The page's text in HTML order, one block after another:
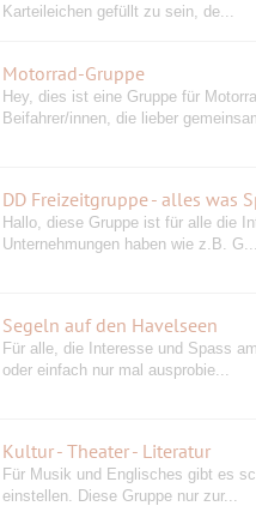
Karteileichen gefüllt zu sein, de...
Motorrad-Gruppe
Hey, dies ist eine Gruppe für
Beifahrer/innen, die lieber
DD Freizeitgruppe - alles was
Hallo, diese Gruppe ist für alle die
Unternehmungen haben wie z.B. G...
Segeln auf den Havelseen
Für alle, die Interesse und Spass
oder einfach nur mal ausprobie...
Kultur - Theater - Literatur
Für Musik und Englisches gibt es
einstellen. Diese Gruppe nur zur...